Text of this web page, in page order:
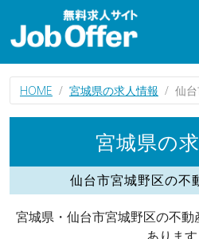
HOME 宮城県の求人情報 仙
宮城県の
仙台市宮城野区の不
宮城県・仙台市宮城野区の不